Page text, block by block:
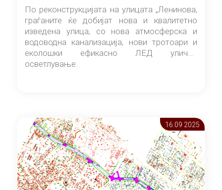
По реконструкцијата на улицата „Ленинова,
граѓаните ќе добијат нова и квалитетно
изведена улица, со нова атмосферска и
водоводна канализација, нови тротоари и
еколошки ефикасно ЛЕД улично
осветлување.
16.09 2025